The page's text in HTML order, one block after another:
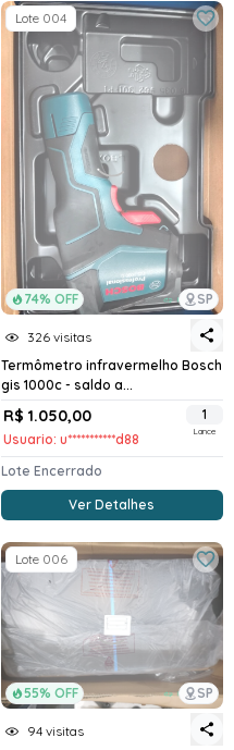
74% OFF SP
Lote 004
326 visitas
Termômetro infravermelho Bosch
gis 1000c - saldo a...
R$ 1.050,00
Usuario: u***********d88
1
Lance
Lote Encerrado
Ver Detalhes
55% OFF SP
Lote 006
94 visitas